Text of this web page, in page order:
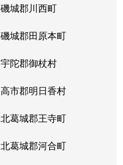
磯城郡川西町
磯城郡田原本町
宇陀郡御杖村
高市郡明日香村
北葛城郡王寺町
北葛城郡河合町